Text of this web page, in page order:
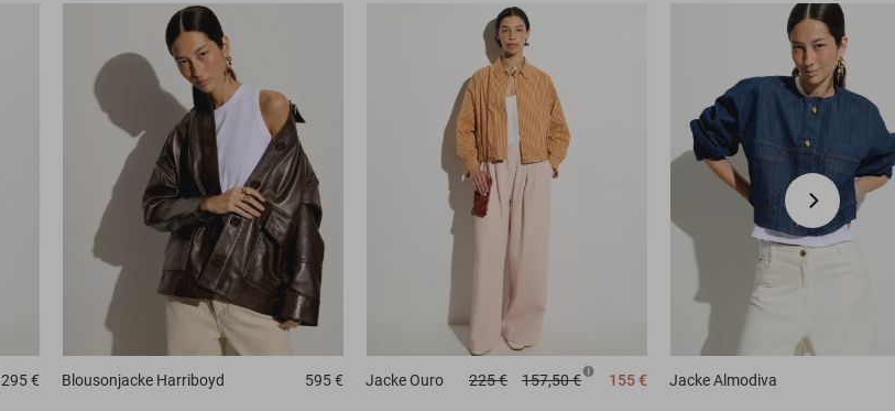
295 € Blousonjacke Harriboyd 595 € JackeOuro 225 € 157,50 € 155 € Jacke Almodiva